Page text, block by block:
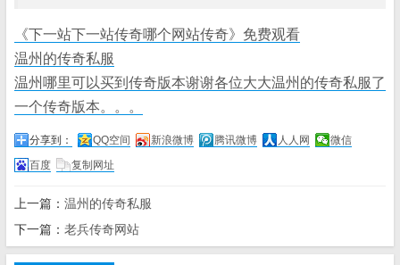
《下一站下一站传奇哪个网站传奇》免费观看
温州的传奇私服
温州哪里可以买到传奇版本谢谢各位大大温州的传奇私服了
一个传奇版本。。。
分享到： QQ空间 新浪微博 腾讯微博 人人网
微信
百度
复制网址
上一篇： 温州的传奇私服
下一篇： 老兵传奇网站